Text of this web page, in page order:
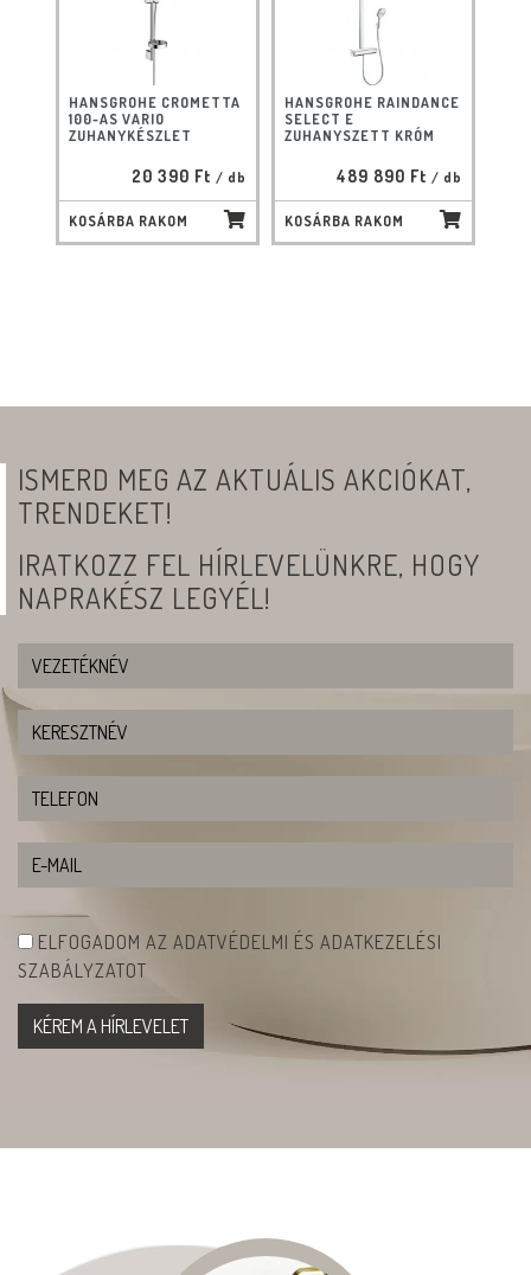
HANSGROHE CROMETTA
100-AS VARIO
ZUHANYKÉSZLET
20 390 Ft / db
KOSÁRBA RAKOM
HANSGROHE RAINDANCE
SELECT E
ZUHANYSZETT KRÓM
489 890 Ft / db
KOSÁRBA RAKOM
ISMERD MEG AZ AKTUÁLIS AKCIÓKAT,
TRENDEKET!
IRATKOZZ FEL HÍRLEVELÜNKRE, HOGY
NAPRAKÉSZ LEGYÉL!
ELFOGADOM AZ ADATVÉDELMI ÉS ADATKEZELÉSI
SZABÁLYZATOT